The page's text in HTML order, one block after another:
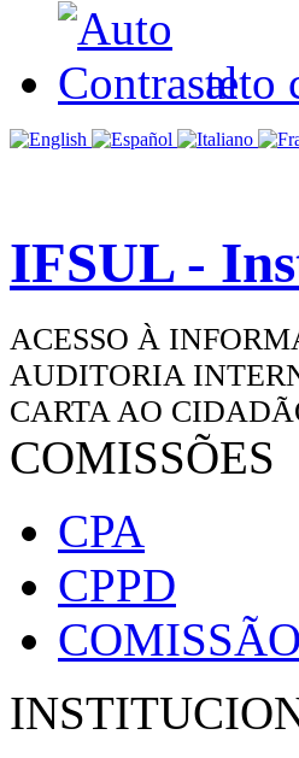
alto
IFSUL -
ACESSO À
AUDITORIA
CARTA AO
COMISSÕES
CPA
CPPD